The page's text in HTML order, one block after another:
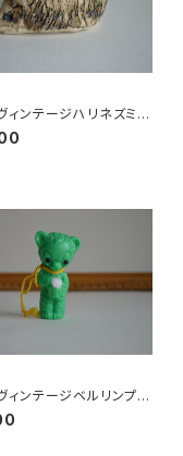
ィンテージハリネズミの
ィンテージベルリンプラ